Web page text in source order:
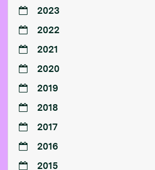
2023
2022
2021
2020
2019
2018
2017
2016
2015